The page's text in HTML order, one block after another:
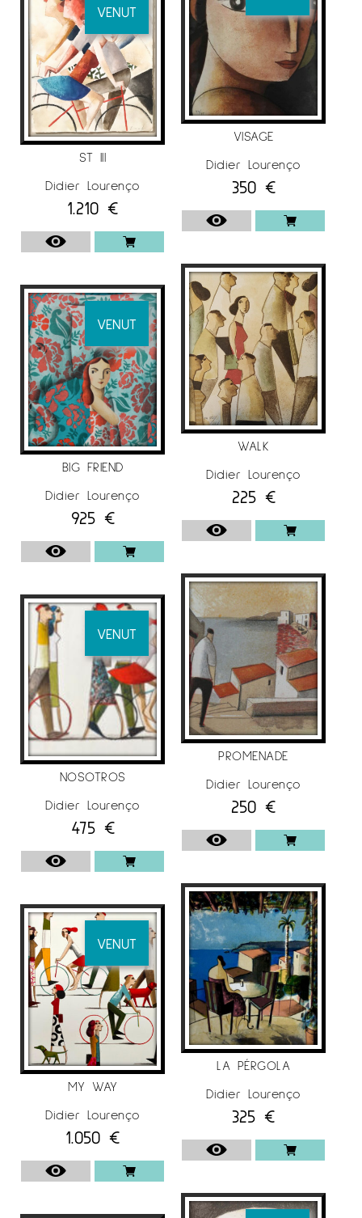
dedica plenament a la pintura, sense deixar
de banda la litografia.
L’any 2000 un prestigiós editor i distribuïdor
mundial d’obra gràfica s’interessà per la seva
obra.
A partir de llavors els seus treballs es poden
veure per tot el món. Aquesta difusió permetè
que moltes galeries de tots els països
s’interessin també per la seva obra original.
Així exposà el seu treball a ciutats com: Nova
York, Seattle, Los Angeles, Hong Kong, Puerto
Rico, Nova Orleans, Nashville, Àfrica del Sud,
Las Vegas i Miami entre moltes altres.
EXPOSICIONS
Participà en diverses exposicions individuals
com per exemple: “Com a casa” Sala Premiart,
Premià de Mar (2013). “Contenidors d’Emocions”
Galeria Jordi Barnadas, Barcelona (2012).
“Nostrum” Galeria Ausart, Vi (2011). “Obra
Recent” Galeria Anquin’s, Reus (2010).
També participà en col·lectives com Sala El
Quatre, Barcelona (2013). “40 Saló de Maig”
Galeria Anquin’s, Reus (2012).”39 Saló de Maig”
Galeria Anquin’s, Reus (2011). IFAE Miami
Internacional Art Fair, Vila de l’Art (EUA) (2010).
Per a més informació del PintorDidier
Lourenço
a Espai Cavallers Gallery
VENUT
ST III
Didier Lourenço
1.210 €
VENUT
BIG FRIEND
Didier Lourenço
925 €
VENUT
NOSOTROS
Didier Lourenço
475 €
VENUT
MY WAY
Didier Lourenço
1.050 €
VISAGE
Didier Lourenço
350 €
WALK
Didier Lourenço
225 €
PROMENADE
Didier Lourenço
250 €
LA PÉRGOLA
Didier Lourenço
325 €